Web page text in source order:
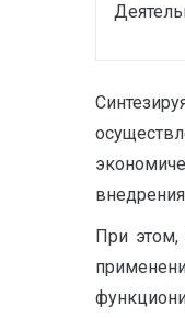
При этом,